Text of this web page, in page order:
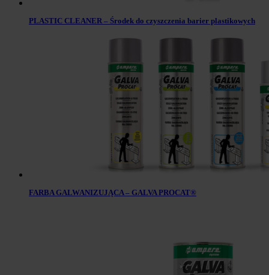
PLASTIC CLEANER – Środek do czyszczenia barier plastikowych
FARBA GALWANIZUJĄCA – GALVA PROCAT®